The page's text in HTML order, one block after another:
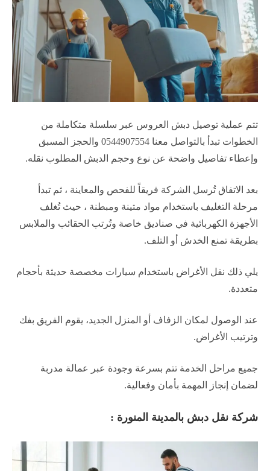
تتم عملية توصيل دبش العروس عبر سلسلة متكاملة من
الخطوات تبدأ بالتواصل معنا 0544907554 والحجز المسبق
وإعطاء تفاصيل واضحة عن نوع وحجم الدبش المطلوب نقله.
بعد الاتفاق تُرسل الشركة فريقاً للفحص والمعاينة ، ثم تبدأ
مرحلة التغليف باستخدام مواد متينة ومبطنة ، حيث تُغلف
الأجهزة الكهربائية في صناديق خاصة وتُرتب الحقائب والملابس
بطريقة تمنع الخدش أو التلف.
يلي ذلك نقل الأغراض باستخدام سيارات مخصصة حديثة بأحجام
متعددة.
عند الوصول لمكان الزفاف أو المنزل الجديد، يقوم الفريق بفك
وترتيب الأغراض.
جميع مراحل الخدمة تتم بسرعة وجودة عبر عمالة مدربة
لضمان إنجاز المهمة بأمان وفعالية.​
شركة نقل دبش بالمدينة المنورة :